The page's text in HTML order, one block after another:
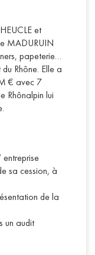
et
MADURUIN
papeterie…
Rhône. Elle a
€ avec 7
Rhônalpin lui
sa cession, à
de la
un audit